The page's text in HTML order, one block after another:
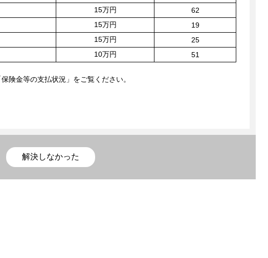
15万円
62
15万円
19
15万円
25
10万円 51
険金等の支払状況」をご覧ください。
解決しなかった